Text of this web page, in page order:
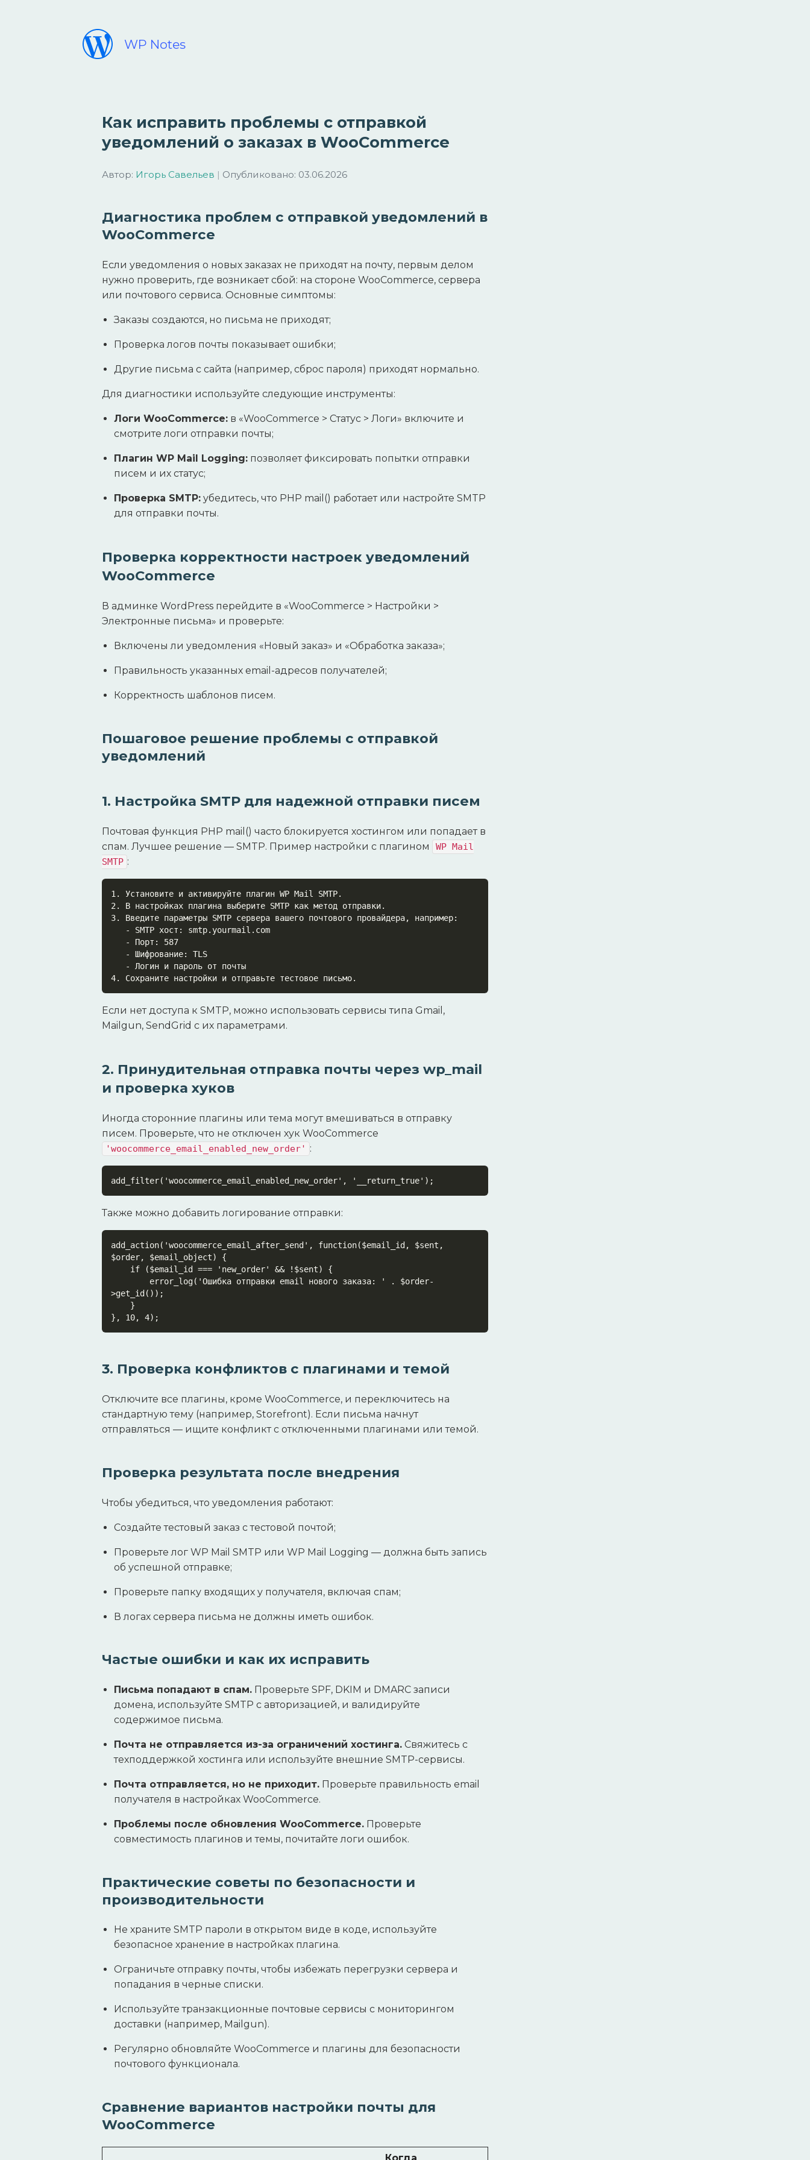
WP Notes
Как исправить проблемы с отправкой
уведомлений о заказах в WooCommerce
Автор: Игорь Савельев | Опубликовано: 03.06.2026
Диагностика проблем с отправкой уведомлений в
WooCommerce
Если уведомления о новых заказах не приходят на почту, первым делом
нужно проверить, где возникает сбой: на стороне WooCommerce, сервера
или почтового сервиса. Основные симптомы:
Заказы создаются, но письма не приходят;
Проверка логов почты показывает ошибки;
Другие письма с сайта (например, сброс пароля) приходят нормально.
Для диагностики используйте следующие инструменты:
Логи WooCommerce: в «WooCommerce > Статус > Логи» включите и
смотрите логи отправки почты;
Плагин WP Mail Logging: позволяет фиксировать попытки отправки
писем и их статус;
Проверка SMTP: убедитесь, что PHP mail() работает или настройте SMTP
для отправки почты.
Проверка корректности настроек уведомлений
WooCommerce
В админке WordPress перейдите в «WooCommerce > Настройки >
Электронные письма» и проверьте:
Включены ли уведомления «Новый заказ» и «Обработка заказа»;
Правильность указанных email-адресов получателей;
Корректность шаблонов писем.
Пошаговое решение проблемы с отправкой
уведомлений
1. Настройка SMTP для надежной отправки писем
Почтовая функция PHP mail() часто блокируется хостингом или попадает в
спам. Лучшее решение — SMTP. Пример настройки с плагином
WP Mail
SMTP :
1. Установите и активируйте плагин WP Mail SMTP.
2. В настройках плагина выберите SMTP как метод отправки.
3. Введите параметры SMTP сервера вашего почтового провайдера, например:
4. Сохраните настройки и отправьте тестовое письмо.
Если нет доступа к SMTP, можно использовать сервисы типа Gmail,
Mailgun, SendGrid с их параметрами.
2. Принудительная отправка почты через wp_mail
и проверка хуков
Иногда сторонние плагины или тема могут вмешиваться в отправку
писем. Проверьте, что не отключен хук WooCommerce
'woocommerce_email_enabled_new_order' :
add_filter('woocommerce_email_enabled_new_order', '__return_true');
Также можно добавить логирование отправки:
add_action('woocommerce_email_after_send', function($email_id, $sent,
$order, $email_object) {
>get_id());
}, 10, 4);
3. Проверка конфликтов с плагинами и темой
Отключите все плагины, кроме WooCommerce, и переключитесь на
стандартную тему (например, Storefront). Если письма начнут
отправляться — ищите конфликт с отключенными плагинами или темой.
Проверка результата после внедрения
Чтобы убедиться, что уведомления работают:
Создайте тестовый заказ с тестовой почтой;
Проверьте лог WP Mail SMTP или WP Mail Logging — должна быть запись
об успешной отправке;
Проверьте папку входящих у получателя, включая спам;
В логах сервера письма не должны иметь ошибок.
Частые ошибки и как их исправить
Письма попадают в спам. Проверьте SPF, DKIM и DMARC записи
домена, используйте SMTP с авторизацией, и валидируйте
содержимое письма.
Почта не отправляется из-за ограничений хостинга. Свяжитесь с
техподдержкой хостинга или используйте внешние SMTP-сервисы.
Почта отправляется, но не приходит. Проверьте правильность email
получателя в настройках WooCommerce.
Проблемы после обновления WooCommerce. Проверьте
совместимость плагинов и темы, почитайте логи ошибок.
Практические советы по безопасности и
производительности
Не храните SMTP пароли в открытом виде в коде, используйте
безопасное хранение в настройках плагина.
Ограничьте отправку почты, чтобы избежать перегрузки сервера и
попадания в черные списки.
Используйте транзакционные почтовые сервисы с мониторингом
доставки (например, Mailgun).
Регулярно обновляйте WooCommerce и плагины для безопасности
почтового функционала.
Сравнение вариантов настройки почты для
WooCommerce